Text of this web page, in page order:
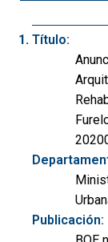
Título:
Publicación: